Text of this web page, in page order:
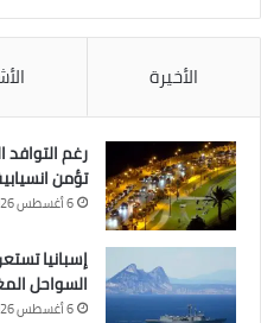
الأخيرة
رغم
تؤمن
6 أغسطس 2026 على الساعة 11:34 مساءً
إسبانيا
السواحل
6 أغسطس 2026 على الساعة 10:03 مساءً